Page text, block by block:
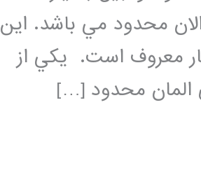
محدود مي باشد. اين
معروف است. يكي از
المان محدود […]